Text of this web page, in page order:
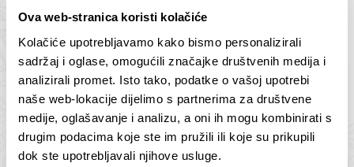
Ova web-stranica koristi kolačiće
Kolačiće upotrebljavamo kako bismo personalizirali
sadržaj i oglase, omogućili značajke društvenih medija i
analizirali promet. Isto tako, podatke o vašoj upotrebi
naše web-lokacije dijelimo s partnerima za društvene
medije, oglašavanje i analizu, a oni ih mogu kombinirati s
drugim podacima koje ste im pružili ili koje su prikupili
dok ste upotrebljavali njihove usluge.
Butan – ljudi 2
75,00€ – 138,00€Raspon
cijena:
od
75,00 €
138,00 €
ODABERI OPCIJE
Antarktika – krajolik
2
75,00€ – 138,00€Raspon
cijena:
od
ODABERI OPCIJE